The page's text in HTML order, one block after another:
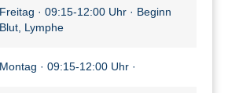
Freitag · 09:15-12:00 Uhr · Beginn
Blut, Lymphe
Montag · 09:15-12:00 Uhr ·